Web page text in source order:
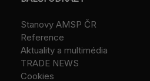
Stanovy AMSP ČR
Reference
Aktuality a multimédia
TRADE NEWS
Cookies